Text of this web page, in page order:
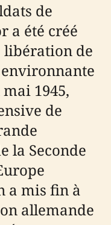
de
a été créé
de
1945,
de
la Seconde
a mis fin à
allemande